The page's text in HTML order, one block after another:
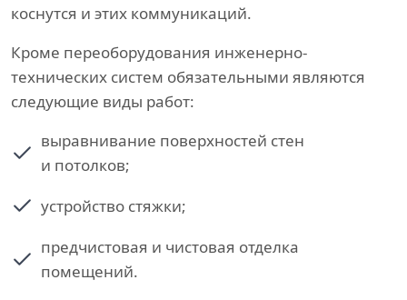
коснутся и этих коммуникаций.
Кроме переоборудования инженерно-
технических систем обязательными являются
следующие виды работ:
выравнивание поверхностей стен
и потолков;
устройство стяжки;
предчистовая и чистовая отделка
помещений.